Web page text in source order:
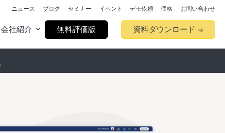
会社紹介 無料評価版 資料ダウンロード
ニュース ブログ セミナー イベント デモ依頼 価格 お問い合わせ